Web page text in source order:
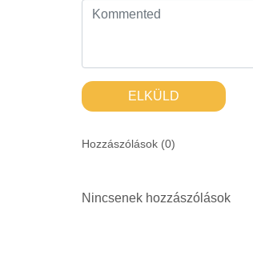
ELKÜLD
Hozzászólások (0)
Nincsenek hozzászólások